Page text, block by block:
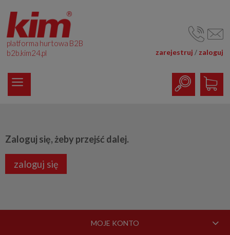
platforma hurtowa B2B
b2b.kim24.pl
zarejestruj / zaloguj
Zaloguj się, żeby przejść dalej.
zaloguj się
MOJE KONTO